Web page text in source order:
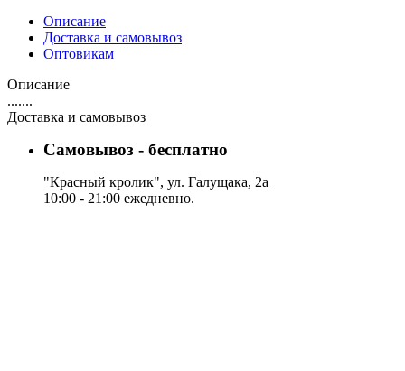
Описание
Доставка и самовывоз
Оптовикам
Описание
.......
Доставка и самовывоз
Самовывоз - бесплатно
"Красный кролик", ул. Галущака, 2а
10:00 - 21:00 ежедневно.